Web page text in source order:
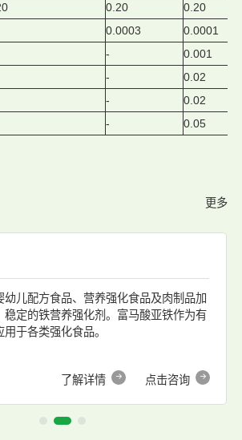
0.20
0.20
0.0003
0.0001
-
0.001
-
0.02
-
0.02
- 0.05
更多
幼儿配方食品、营养强化食品及肉制品加
稳定的铁营养强化剂。富马酸亚铁作为有
于各类强化食品。
了解详情 点击咨询